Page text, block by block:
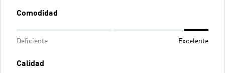
Comodidad
Deficiente Excelente
Calidad